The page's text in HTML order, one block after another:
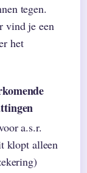
tegen.
vind je een
het
a.s.r.
klopt alleen